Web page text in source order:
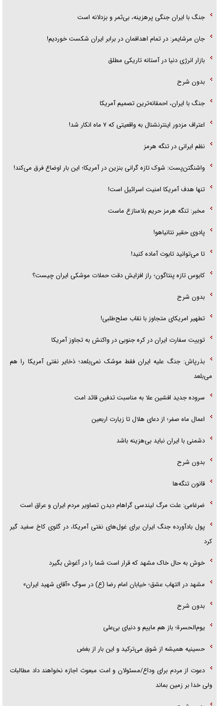
جنگ با ایران جنگی پرهزینه، بی‌ثمر و بزدلانه است
جان مرشایمر: در تمام اهدافمان در برابر ایران شکست خوردیم!
بازار انرژی دنیا در آستانه تاریکی مطلق
بدون شرح
جنگ با ایران، احمقانه‌ترین تصمیم آمریکا
اعتراف مزدور اینترنشنال به واقعیتی که ۷ ماه انکار شد!
نظم ایرانی در تنگه هرمز
واشنگتن‌پست: شوک تازه گرانی بنزین در آمریکا؛ این بار اوضاع فرق می‌کند!
تنها هدف آمریکا امنیت اسرائیل است!
مخبر: تنگه هرمز حریم بلامنازع ماست
پادوی حقیر نتانیاهو!
تا می‌توانید تابوت آماده کنید!
کابوس تازه پنتاگون؛ راز افزایش دقت حملات موشکی ایران چیست؟
بدون شرح
تطهیر امریکای متجاوز با نقاب صلح‌طلبی!
توییت سفارت ایران در کره جنوبی در واکنش به تجاوز آمریکا
بذرپاش: ‏جنگ علیه ایران فقط موشک نمی‌بلعد؛ ذخایر نفتی آمریکا را هم
می‌بلعد
سروده جدید افشین علا به مناسبت تدفین قائد امت
اعمال ماه صفر؛ از دعای هلال تا زیارت اربعین
دشمنی با ایران نباید بی‌هزینه باشد
بدون شرح
قانون تنگه‌ها
ضرغامی: علت مرگ لیندسی گراهام دیدن تصاویر مردم ایران و عراق است
پول بادآورده جنگ ایران برای غول‌های نفتی آمریکا، در گلوی کاخ سفید گیر
کرد
خوش به حال خاک مشهد که قرار است شما را در آغوش بگیرد
مشهد در التهاب عشق؛ خیابان امام رضا (ع) در سوگِ «آقای شهید ایران»
بدون شرح
یوم‌الحسرة؛ باز هم ماییم و دنیای بی‌علی
حسینیه همیشه از شوق می‌ترکید و این بار از بغض
دعوت از مردم برای وداع/مسئولان و امت مبعوث اجازه نخواهند داد مطالبات
ولی خدا بر زمین بماند